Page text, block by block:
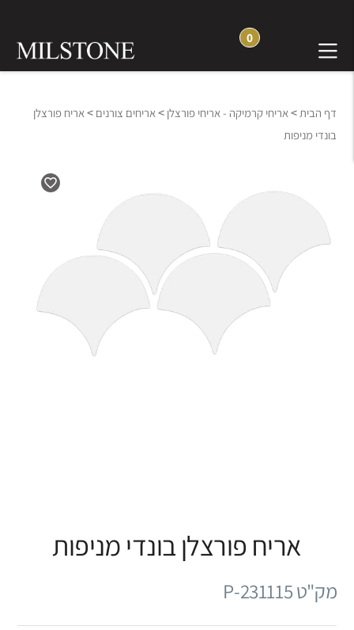
0
דף הבית> אריחי קרמיקה - אריחי פורצלן > אריחים צורנים > אריח פורצלן
בונדי מניפות
אריח פורצלן בונדי מניפות
מק"ט P-231115